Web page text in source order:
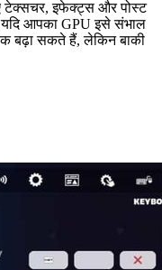
टेक्सचर, इफेक्ट्स और पोस्ट
आपका GPU इसे संभाल
बढ़ा सकते हैं, लेकिन बाकी